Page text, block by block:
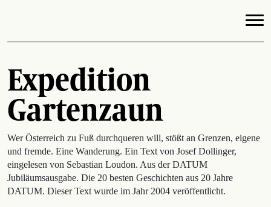
Expedition
Gartenzaun
Wer Österreich zu Fuß durchqueren will, stößt an Grenzen, eigene
und fremde. Eine Wanderung. Ein Text von Josef Dollinger,
eingelesen von Sebastian Loudon. Aus der DATUM
Jubiläumsausgabe. Die 20 besten Geschichten aus 20 Jahre
DATUM. Dieser Text wurde im Jahr 2004 veröffentlicht.